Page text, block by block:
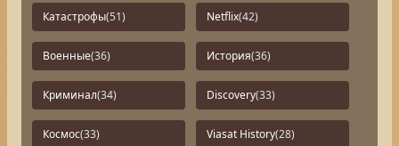
Катастрофы(51) Netflix(42)
Военные(36) История(36)
Криминал(34) Discovery(33)
Космос(33) Viasat History(28)